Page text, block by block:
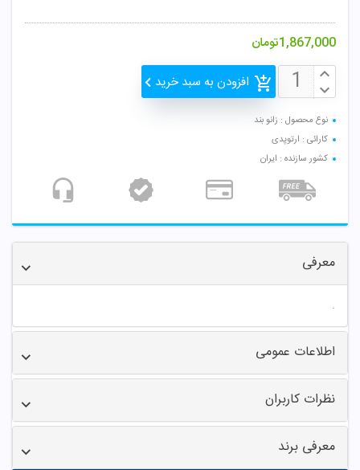
1,867,000تومان
افزودن به سبد خرید
نوع محصول : زانو بند
کارائی : ارتوپدی
کشور سازنده : ایران
معرفی
.
اطلاعات عمومی
نظرات کاربران
معرفی برند